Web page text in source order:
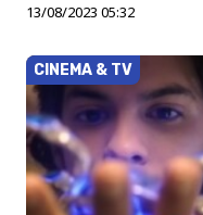
13/08/2023 05:32
CINEMA & TV